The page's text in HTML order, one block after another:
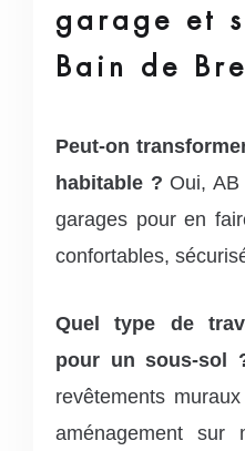
garage et
Bain de
Peut-on
habitable ? Oui,
garages pour en
confortables,
Quel type de
pour un sous-sol
revêtements
aménagement sur